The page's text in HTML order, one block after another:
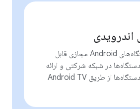
اندرویدی
درباره ایجاد دستگاه‌های Android مجازی قابل
در شبکه شرکتی و ارائه
محتوای زنده به دستگاه‌ها از طریق Android TV